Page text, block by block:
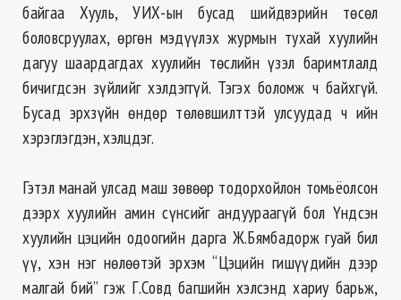
байгаа Хууль, УИХ-ын бусад шийдвэрийн төсөл
боловсруулах, өргөн мэдүүлэх журмын тухай хуулийн
дагуу шаардагдах хуулийн төслийн үзэл баримтлалд
бичигдсэн зүйлийг хэлдэггүй. Тэгэх боломж ч байхгүй.
Бусад эрхзүйн өндөр төлөвшилттэй улсуудад ч ийн
хэрэглэгдэн,хэлцдэг.
Гэтэл манай улсад маш зөвөөр тодорхойлон томьёолсон
дээрх хуулийн амин сүнсийг андуураагүй бол Үндсэн
хуулийн цэцийн одоогийн дарга Ж.Бямбадорж гуай бил
үү, хэн нэг нөлөөтэй эрхэм “Цэцийн гишүүдийн дээр
малгай бий” гэж Г.Совд багшийн хэлсэнд хариу барьж,